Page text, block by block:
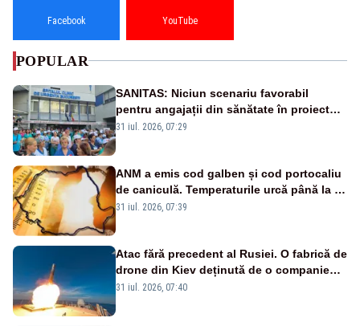
Facebook YouTube
POPULAR
SANITAS: Niciun scenariu favorabil
pentru angajații din sănătate în proiectul
Legii salarizării
31 iul. 2026, 07:29
ANM a emis cod galben și cod portocaliu
de caniculă. Temperaturile urcă până la 38
de grade, iar nopțile devin tropicale
31 iul. 2026, 07:39
Atac fără precedent al Rusiei. O fabrică de
drone din Kiev deținută de o companie
americană, distrusă de o rachetă
31 iul. 2026, 07:40